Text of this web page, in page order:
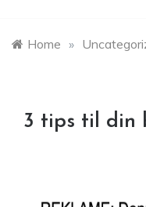
Home »
3 tips til din